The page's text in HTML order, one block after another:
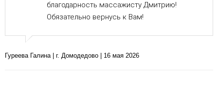
благодарность массажисту Дмитрию!
Обязательно вернусь к Вам!
Гуреева Галина | г. Домодедово | 16 мая 2026